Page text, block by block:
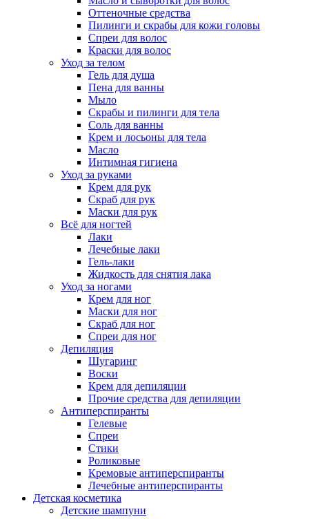
Оттеночные средства
Пилинги и скрабы для кожи головы
Спреи для волос
Краски для волос
Уход за телом
Гель для душа
Пена для ванны
Мыло
Скрабы и пилинги для тела
Соль для ванны
Крем и лосьоны для тела
Масло
Интимная гигиена
Уход за руками
Крем для рук
Скраб для рук
Маски для рук
Всё для ногтей
Лаки
Лечебные лаки
Гель-лаки
Жидкость для снятия лака
Уход за ногами
Крем для ног
Маски для ног
Скраб для ног
Спреи для ног
Депиляция
Шугаринг
Воски
Крем для депиляции
Прочие средства для депиляции
Антиперспиранты
Гелевые
Спреи
Стики
Роликовые
Кремовые антиперспиранты
Лечебные антиперспиранты
Детская косметика
Детские шампуни